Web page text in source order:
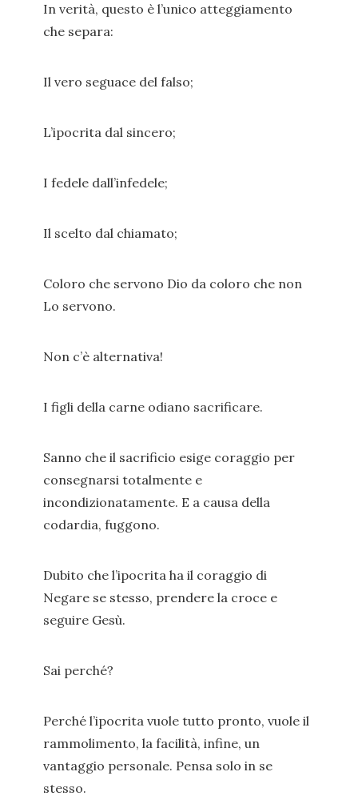
In verità, questo è l’unico atteggiamento
che separa:
Il vero seguace del falso;
L’ipocrita dal sincero;
I fedele dall’infedele;
Il scelto dal chiamato;
Coloro che servono Dio da coloro che non
Lo servono.
Non c’è alternativa!
I figli della carne odiano sacrificare.
Sanno che il sacrificio esige coraggio per
consegnarsi totalmente e
incondizionatamente. E a causa della
codardia, fuggono.
Dubito che l’ipocrita ha il coraggio di
Negare se stesso, prendere la croce e
seguire Gesù.
Sai perché?
Perché l’ipocrita vuole tutto pronto, vuole il
rammolimento, la facilità, infine, un
vantaggio personale. Pensa solo in se
stesso.